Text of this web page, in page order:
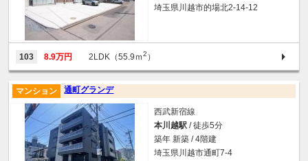
埼玉県川越市的場北2-14-12
103 8.9万円 2LDK（55.9ｍ2 ）
通町グランデ
マンション
西武新宿線
本川越駅 / 徒歩5分
築年 新築 / 4階建
埼玉県川越市通町7-4